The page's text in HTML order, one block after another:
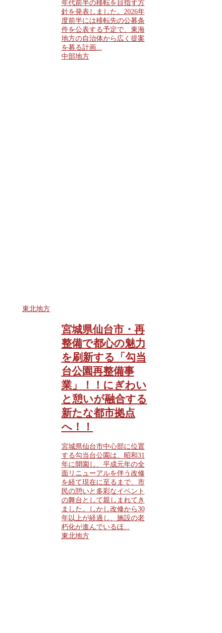
年代前半の移転を目指す方
針を発表しました。2026年
度前半には移転先の公募条
件を公表する予定で、東海
地方の自治体から広く提案
を募る計画...
中部地方
東北地方
宮城県仙台市・再
整備で都心の魅力
を刷新する「勾当
台公園再整備事
業」！！にぎわい
と憩いが融合する
新たな都市拠点
へ！！
宮城県仙台市中心部に位置
する勾当台公園は、昭和31
年に開園し、平成元年の全
面リニューアルを伴う改修
を経て現在に至るまで、市
民の憩いと多彩なイベント
の舞台として親しまれてき
ました。しかし改修から30
年以上が経過し、施設の老
朽化が進んでいるほ...
東北地方